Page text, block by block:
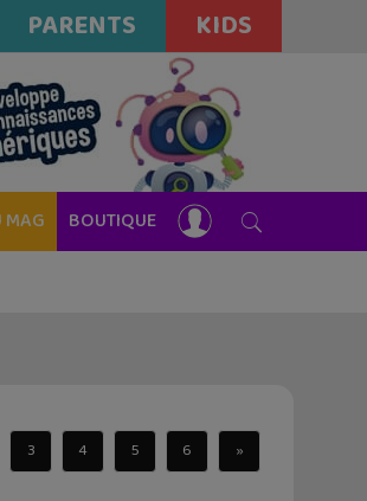
PARENTS KIDS
BOUTIQUE
3 4 5 6 »